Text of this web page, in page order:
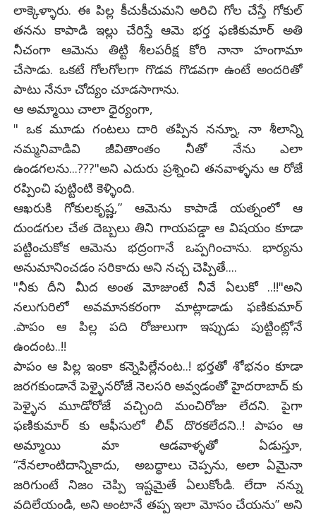
లాక్కెళ్ళారు. ఈ పిల్ల కీచుకీచుమని అరిచి గోల చేస్తే గోకుల్
తనను కాపాడి ఇల్లు చేరిస్తే ఆమె భర్త ఫణికుమార్ అతి
నీచంగా ఆమెను తిట్టి శీలపరీక్ష కోరి నానా హంగామా
చేసాడు. ఒకటే గోలగోలగా గొడవ గొడవగా ఉంటే అందరితో
పాటు నేనూ చోద్యం చూడసాగాను.
ఆ అమ్మాయి చాలా ధైర్యంగా,
" ఒక మూడు గంటలు దారి తప్పిన నన్నూ, నా శీలాన్ని
నమ్మనివాడివి జీవితాంతం నీతో నేను ఎలా
ఉండగలను...???"అని ఎదురు ప్రశ్నించి తనవాళ్ళను ఆ రోజే
రప్పించి పుట్టింటి కెళ్ళింది.
ఆఖరుకి గోకులకృష్ణ,” ఆమెను కాపాడే యత్నంలో ఆ
దుండగుల చేత దెబ్బలు తిని గాయపడ్డా ఆ విషయం కూడా
పట్టించుకోక ఆమెను భద్రంగానే ఒప్పగించాను. భార్యను
అనుమానించడం సరికాదు అని నచ్చ చెప్పితే....
"నీకు దీని మీద అంత మోజుంటే నీవే ఏలుకో ..!!"అని
నలుగురిలో అవమానకరంగా మాట్లాడాడు ఫణికుమార్
.పాపం ఆ పిల్ల పది రోజులుగా ఇప్పుడు పుట్టింట్లోనే
ఉందంట..!!
పాపం ఆ పిల్ల ఇంకా కన్నెపిల్లేనంట..! భర్తతో శోభనం కూడా
జరగకుండానే పెళ్ళైనరోజే నెలసరి అవ్వడంతో హైదరాబాద్ కు
పెళ్ళైన మూడోరోజే వచ్చింది మంచిరోజు లేదని. పైగా
ఫణికుమార్ కు ఆఫీసులో లీవ్ దొరకలేదని..! పాపం ఆ
అమ్మాయి మా ఆడవాళ్ళతో ఏడుస్తూ,
“నేనలాంటిదాన్నికాదు, అబద్ధాలు చెప్పను, అలా ఏమైనా
జరిగుంటే నిజం చెప్పి ఇష్టమైతే ఏలుకోండి. లేదా నన్ను
వదిలేయండి, అని అంటానే తప్ప ఇలా మోసం చేయను” అని